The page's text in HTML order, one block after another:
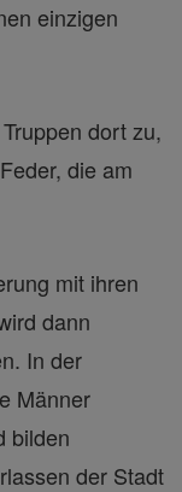
einzigen
dort zu,
die am
mit ihren
dann
In der
Männer
bilden
der Stadt